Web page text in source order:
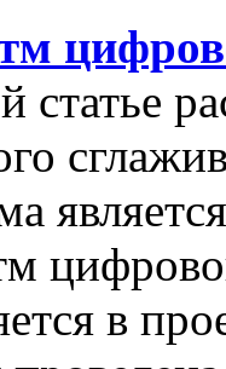
статье
в